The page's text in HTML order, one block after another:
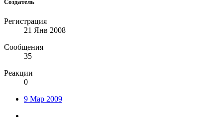
Создатель
Регистрация
21 Янв 2008
Сообщения
35
Реакции
0
9 Мар 2009